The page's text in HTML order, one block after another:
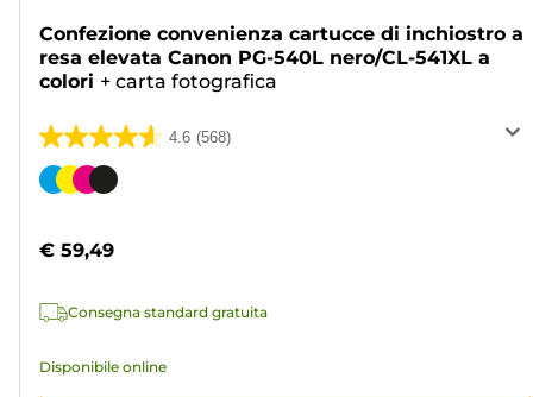
Confezione convenienza cartucce di inchiostro a
resa elevata Canon PG-540L nero/CL-541XL a
colori + carta fotografica
4.6 (568)
4.6
su
568
Cartuccia
€ 59,49
Consegna standard gratuita
Disponibile online